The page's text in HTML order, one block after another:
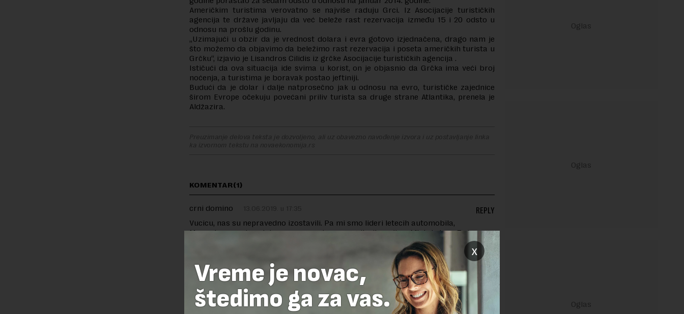
Američkim turistima verovatno se najviše raduju Grci. Iz Asocijacije turističkih
agencija te države javljaju da već beleže rast rezervacija između 15 i 20 odsto u
odnosu na prošlu godinu.
„Uzimajući u obzir da je vrednost dolara i evra gotovo izjednačena, drago nam je
što možemo da objavimo da beležimo rast rezervacija i poseta američkih turista u
Grčku“, izjavio je Lisandros Cilidis iz grčke Asocijacije turističkih agencija .
Ističući da ova situacija ide svima u korist, on je objasnio da Grčka ima veći broj
noćenja, a turistima je boravak postao jeftiniji.
Budući da je dolar i dalje natprosečno jak u odnosu na evro, turističke zajednice
širom Evrope očekuju povećani priliv turista sa druge strane Atlantika, prenela je
Aldžazira.
Preuzimanje delova teksta je dozvoljeno, ali uz obavezno navođenje izvora i uz postavljanje linka
ka izvornom tekstu na novaekonomija.rs
KOMENTAR(1)
crni domino 13.06.2019. u 17:35
Vucicu, nas su nepravedno izostavili. Pa mi smo lideri letecih automobila,
Mercedesa, proizvodnje mesa , voca iz uvoza, pilecih nogica, Aflatoksina… Te je
nepravda Vucicu a ti se boris kao lav a narod si uveo u zlatno doba…
REPLY
OSTAVITE ODGOVOR
x
Vreme je novac,
štedimo ga za vas.